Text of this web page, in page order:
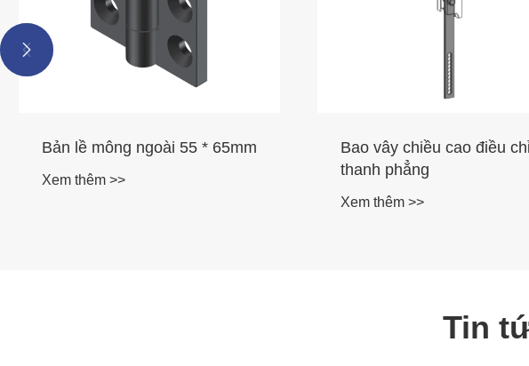
Bản lề mông ngoài 55 * 65mm
Xem thêm >>
Bao vây chiều cao điều
thanh phẳng
Xem thêm >>


Tin